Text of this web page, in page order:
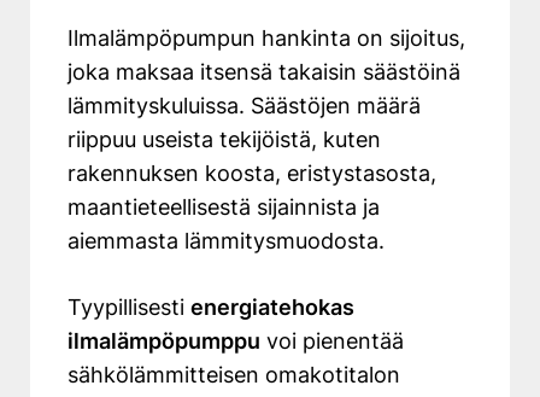
Ilmalämpöpumpun hankinta on sijoitus,
joka maksaa itsensä takaisin säästöinä
lämmityskuluissa. Säästöjen määrä
riippuu useista tekijöistä, kuten
rakennuksen koosta, eristystasosta,
maantieteellisestä sijainnista ja
aiemmasta lämmitysmuodosta.
Tyypillisesti energiatehokas
ilmalämpöpumppu voi pienentää
sähkölämmitteisen omakotitalon